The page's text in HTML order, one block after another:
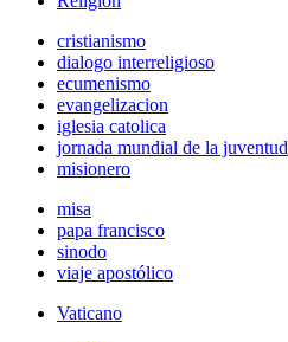
cristianismo
dialogo interreligioso
ecumenismo
evangelizacion
iglesia catolica
jornada mundial de la juventud
misionero
misa
papa francisco
sinodo
viaje apostólico
Vaticano